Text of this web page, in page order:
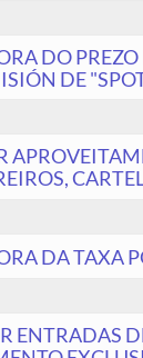
DO
DE
DA TAXA